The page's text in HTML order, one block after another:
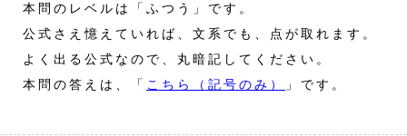
本問のレベルは「ふつう」です。
公式さえ憶えていれば、文系でも、点が取れます。
よく出る公式なので、丸暗記してください。
本問の答えは、「 こちら（記号のみ） 」です。